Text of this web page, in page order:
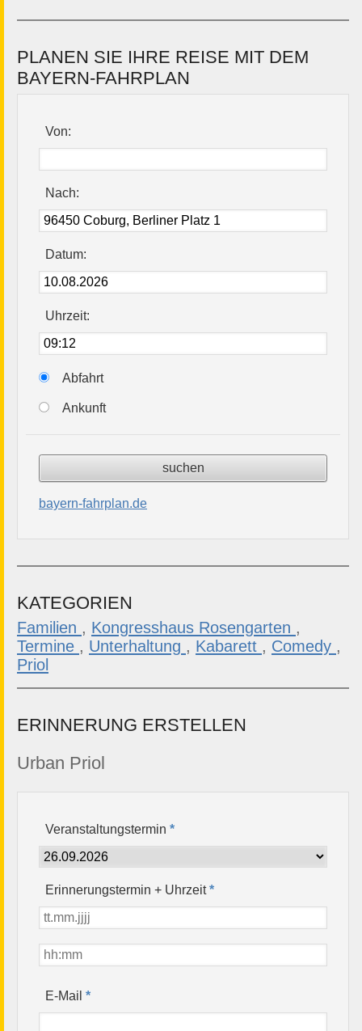
PLANEN SIE IHRE REISE MIT DEM
BAYERN-FAHRPLAN
Von:
Nach:
Datum:
Uhrzeit:
Abfahrt
Ankunft
bayern-fahrplan.de
KATEGORIEN
Familien , Kongresshaus Rosengarten ,
Termine , Unterhaltung , Kabarett , Comedy ,
Priol
ERINNERUNG ERSTELLEN
Urban Priol
Veranstaltungstermin*
Erinnerungstermin + Uhrzeit*
E-Mail*